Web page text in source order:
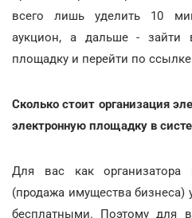
всего лишь уделить 10
аукцион, а дальше - зайти
площадку и перейти по
Сколько стоит организация
электронную площадку в
Для вас как организатора
(продажа имущества бизнеса)
бесплатными. Поэтому для